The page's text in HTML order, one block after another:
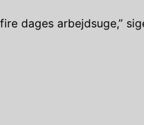
dages arbejdsuge,”